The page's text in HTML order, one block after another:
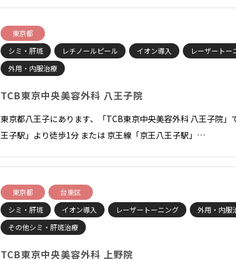
東京都
シミ・肝斑
レチノールピール イオン導入
レーザートー
外用・内服治療
TCB東京中央美容外科 八王子院
東京都八王子にあります、「TCB東京中央美容外科 八王子院」
王子駅」より徒歩1分 または 京王線「京王八王子駅」…
東京都
台東区
シミ・肝斑
イオン導入 レーザートーニング
外用・内服
その他シミ・肝斑治療
TCB東京中央美容外科 上野院